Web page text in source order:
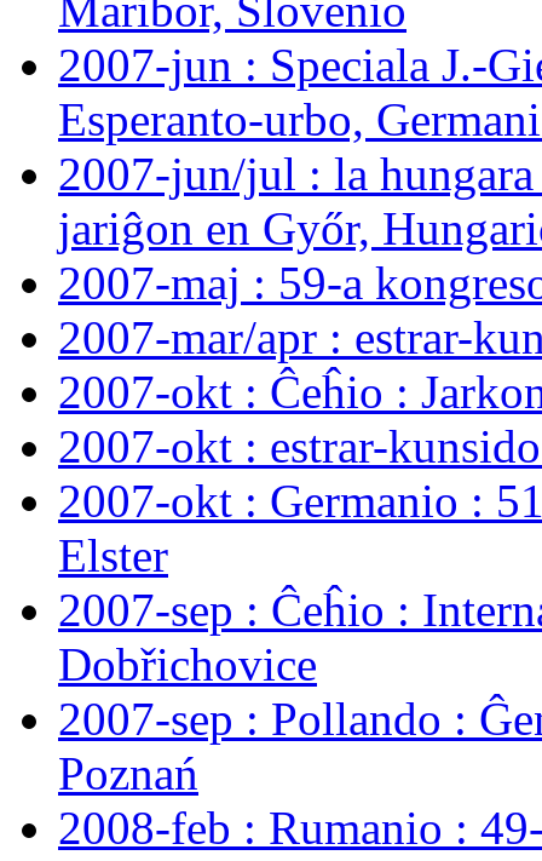
2007-jun : Speciala J.-
Esperanto-urbo,
2007-jun/jul : la
jariĝon en Győr,
2007-maj : 59-a
2007-mar/apr : estrar-
2007-okt : Ĉeĥio :
2007-okt : estrar-
2007-okt : Germanio :
Elster
2007-sep : Ĉeĥio :
Dobřichovice
2007-sep : Pollando :
Poznań
2008-feb : Rumanio :